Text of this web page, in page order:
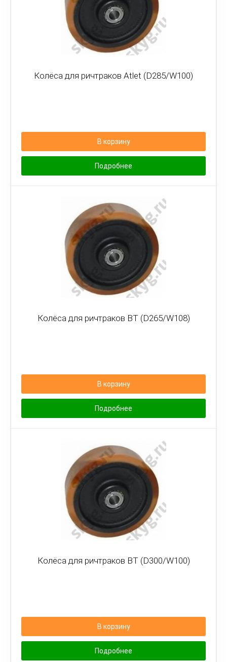
Колёса для ричтраков Atlet (D285/W100)
В корзину
Подробнее
Колёса для ричтраков BT (D265/W108)
В корзину
Подробнее
Колёса для ричтраков BT (D300/W100)
В корзину
Подробнее